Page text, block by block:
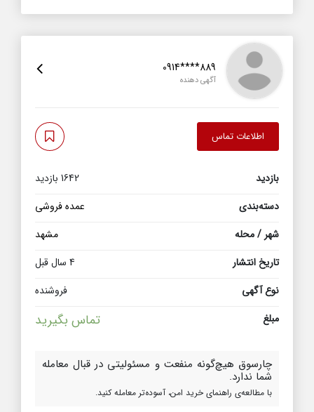
0914****889
آگهی دهنده
اطلاعات تماس
بازدید
1642 بازدید
دسته‌بندی
عمده فروشی
شهر / محله
مشهد
تاریخ انتشار
4 سال قبل
نوع آگهی
فروشنده
مبلغ
تماس بگیرید
چارسوق هیچ‌گونه منفعت و مسئولیتی در قبال معامله
شما ندارد.
با مطالعه‌ی راهنمای خرید امن، آسوده‌تر معامله کنید.